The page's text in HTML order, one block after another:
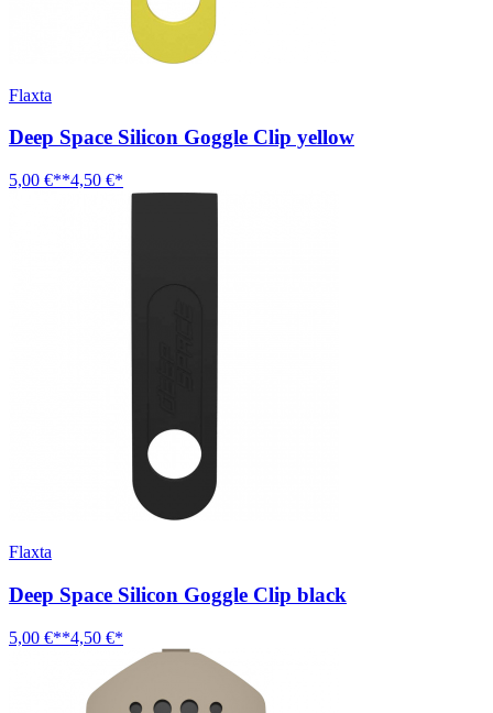
Flaxta
Deep Space Silicon Goggle Clip yellow
5,00 €**4,50 €*
Flaxta
Deep Space Silicon Goggle Clip black
5,00 €**4,50 €*